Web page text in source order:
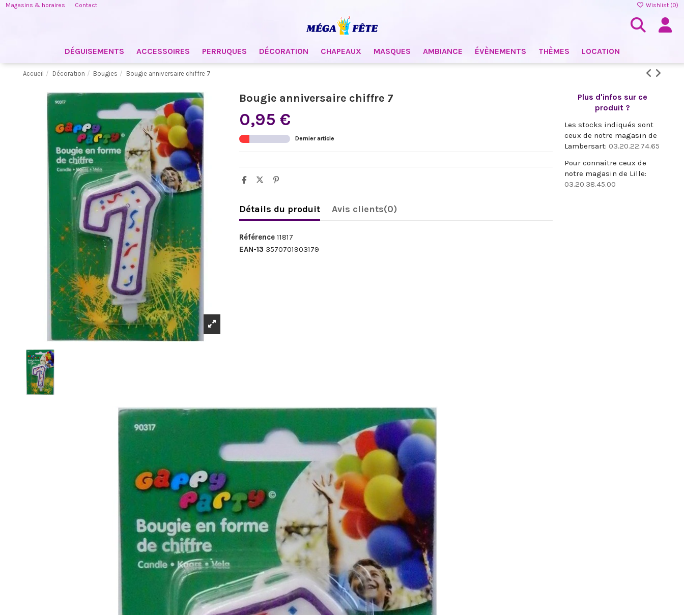
Magasins & horaires Contact Wishlist (0)
DÉGUISEMENTS ACCESSOIRES PERRUQUES DÉCORATION CHAPEAUX MASQUES AMBIANCE ÉVÈNEMENTS THÈMES LOCATION
Accueil Décoration Bougies Bougie anniversaire chiffre 7
Bougie anniversaire chiffre 7
0,95 €
Dernier article
Détails du produit Avis clients(0)
Référence 11817
EAN-13 3570701903179
Plus d'infos sur ce
produit ?
Les stocks indiqués sont
ceux de notre magasin de
Lambersart: 03.20.22.74.65
Pour connaitre ceux de
notre magasin de Lille:
03.20.38.45.00